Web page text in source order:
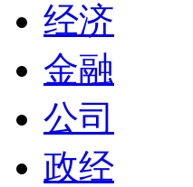
经济
金融
公司
政经